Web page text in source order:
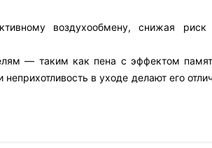
воздухообмену, снижая
— таким как пена с эффектом
в уходе делают его